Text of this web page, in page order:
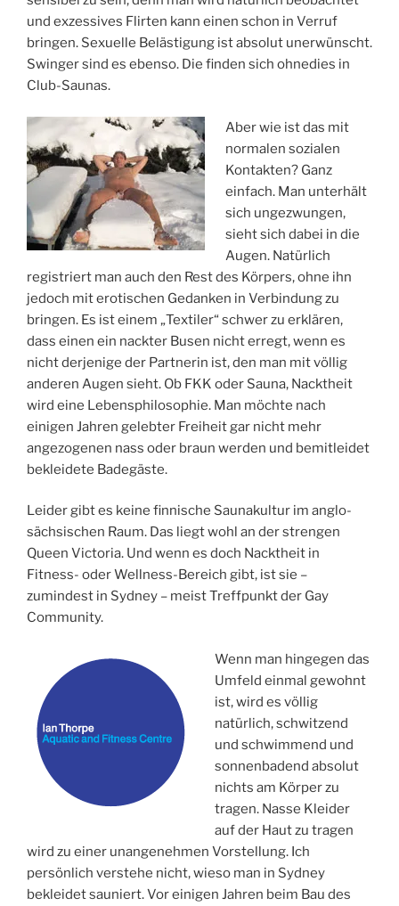
und exzessives Flirten kann einen schon in Verruf
bringen. Sexuelle Belästigung ist absolut unerwünscht.
Swinger sind es ebenso. Die finden sich ohnedies in
Club-Saunas.
Aber wie ist das mit
normalen sozialen
Kontakten? Ganz
einfach. Man unterhält
sich ungezwungen,
sieht sich dabei in die
Augen. Natürlich
registriert man auch den Rest des Körpers, ohne ihn
jedoch mit erotischen Gedanken in Verbindung zu
bringen. Es ist einem „Textiler“ schwer zu erklären,
dass einen ein nackter Busen nicht erregt, wenn es
nicht derjenige der Partnerin ist, den man mit völlig
anderen Augen sieht. Ob FKK oder Sauna, Nacktheit
wird eine Lebensphilosophie. Man möchte nach
einigen Jahren gelebter Freiheit gar nicht mehr
angezogenen nass oder braun werden und bemitleidet
bekleidete Badegäste.
Leider gibt es keine finnische Saunakultur im anglo-
sächsischen Raum. Das liegt wohl an der strengen
Queen Victoria. Und wenn es doch Nacktheit in
Fitness- oder Wellness-Bereich gibt, ist sie –
zumindest in Sydney – meist Treffpunkt der Gay
Community.
Wenn man hingegen das
Umfeld einmal gewohnt
ist, wird es völlig
natürlich, schwitzend
und schwimmend und
sonnenbadend absolut
nichts am Körper zu
tragen. Nasse Kleider
auf der Haut zu tragen
wird zu einer unangenehmen Vorstellung. Ich
persönlich verstehe nicht, wieso man in Sydney
bekleidet sauniert. Vor einigen Jahren beim Bau des